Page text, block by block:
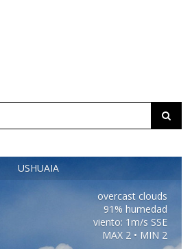
USHUAIA
overcast clouds
91% humedad
viento: 1m/s SSE
MAX 2 • MIN 2